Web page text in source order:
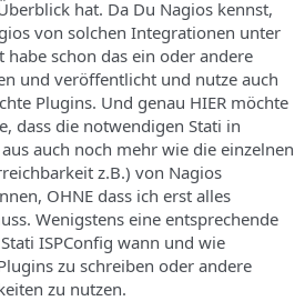
hat. Da Du Nagios kennst,
von solchen Integrationen unter
schon das ein oder andere
und veröffentlicht und nutze auch
Plugins. Und genau HIER möchte
dass die notwendigen Stati in
auch noch mehr wie die einzelnen
z.B.) von Nagios
OHNE dass ich erst alles
Wenigstens eine entsprechende
ISPConfig wann und wie
zu schreiben oder andere
zu nutzen.